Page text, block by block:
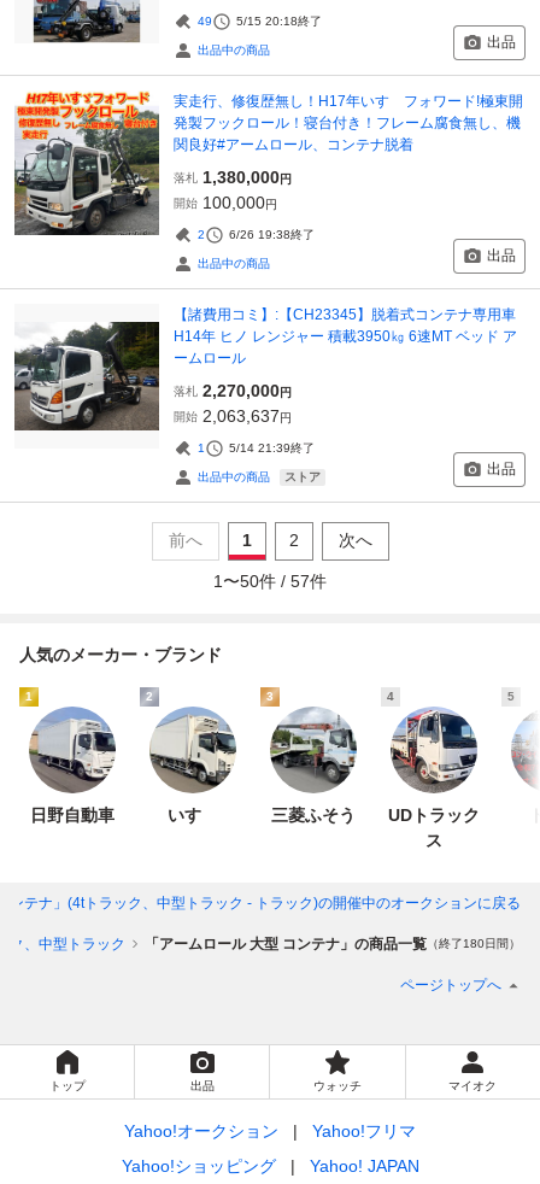
49 5/15 20:18終了
出品中の商品 出品
実走行、修復歴無し！H17年いすゞフォワード!極東開
発製フックロール！寝台付き！フレーム腐食無し、機
関良好#アームロール、コンテナ脱着
落札 1,380,000円
開始 100,000円
2 6/26 19:38終了
出品中の商品 出品
【諸費用コミ】:【CH23345】脱着式コンテナ専用車
H14年 ヒノ レンジャー 積載3950㎏ 6速MT ベッド ア
ームロール
落札 2,270,000円
開始 2,063,637円
1 5/14 21:39終了
出品中の商品 ストア 出品
前へ 1 2 次へ
1 〜50件 / 57件
人気のメーカー・ブランド
1
日野自動車
2
いすゞ
3
三菱ふそう
4
UDトラック
ス
5
ンテナ」(4tトラック、中型トラック - トラック)の開催中のオークションに戻る
ク、中型トラック 「アームロール 大型 コンテナ」の商品一覧 （終了180日間）
ページトップへ
トップ 出品 ウォッチ マイオク
Yahoo!オークション
Yahoo!フリマ
Yahoo!ショッピング
Yahoo! JAPAN